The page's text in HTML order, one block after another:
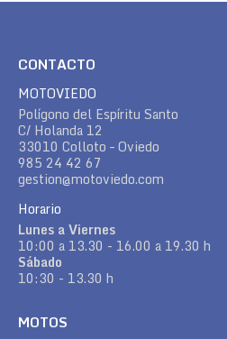
CONTACTO
MOTOVIEDO
Polígono del Espíritu Santo
C/ Holanda 12
33010 Colloto – Oviedo
985 24 42 67
gestion@motoviedo.com
Horario
Lunes a Viernes
10:00 a 13.30 - 16.00 a 19.30 h
Sábado
10:30 - 13.30 h
MOTOS